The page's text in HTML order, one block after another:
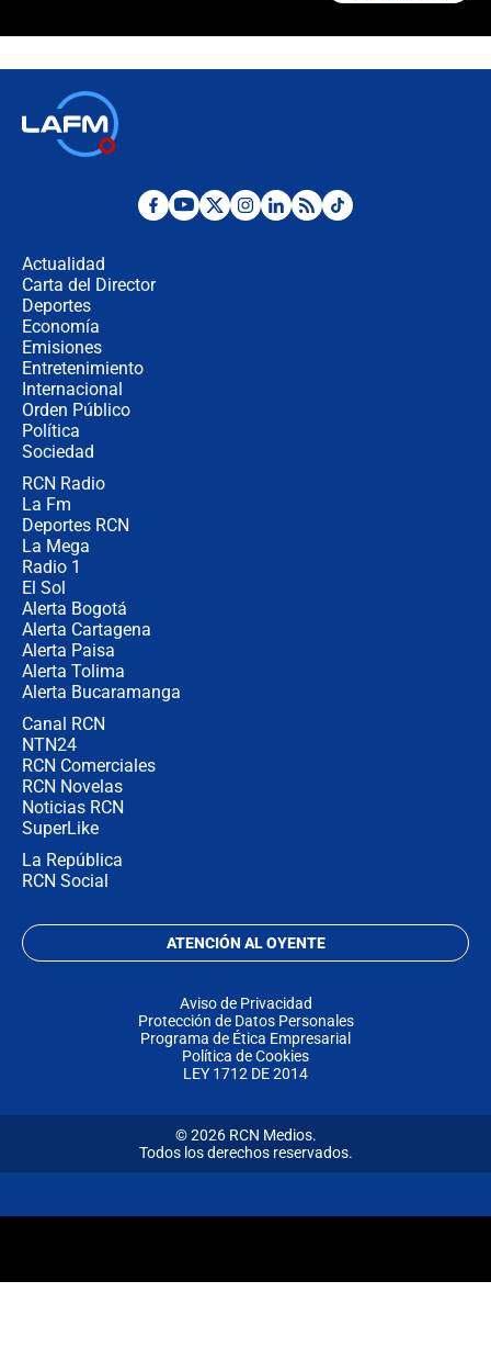
Posesión de Abelardo De La Espriella
Actualidad
Carta del Director
Deportes
Economía
Emisiones
Entretenimiento
Internacional
Orden Público
Política
Sociedad
RCN Radio
La Fm
Deportes RCN
La Mega
Radio 1
El Sol
Alerta Bogotá
Alerta Cartagena
Alerta Paisa
Alerta Tolima
Alerta Bucaramanga
Canal RCN
NTN24
RCN Comerciales
RCN Novelas
Noticias RCN
SuperLike
La República
RCN Social
ATENCIÓN AL OYENTE
Aviso de Privacidad
Protección de Datos Personales
Programa de Ética Empresarial
Política de Cookies
LEY 1712 DE 2014
© 2026 RCN Medios.
Todos los derechos reservados.